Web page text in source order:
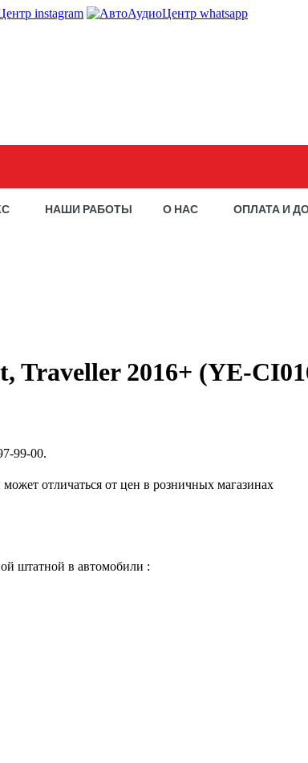
НАШИ РАБОТЫ О НАС ОПЛАТА И
Traveller 2016+ (YE-
99-00.
отличаться от цен в розничных магазинах
штатной в автомобили :